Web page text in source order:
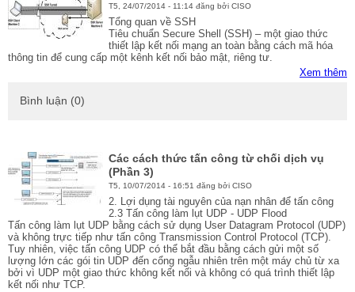
T5, 24/07/2014 - 11:14 đăng bởi CISO
Tổng quan về SSH
Tiêu chuẩn Secure Shell (SSH) – một giao thức
thiết lập kết nối mạng an toàn bằng cách mã hóa
thông tin để cung cấp một kênh kết nối bảo mật, riêng tư.
Xem thêm
Bình luận (0)
Các cách thức tấn công từ chối dịch vụ
(Phần 3)
T5, 10/07/2014 - 16:51 đăng bởi CISO
2. Lợi dụng tài nguyên của nạn nhân để tấn công
2.3 Tấn công làm lụt UDP - UDP Flood
Tấn công làm lụt UDP bằng cách sử dụng User Datagram Protocol (UDP)
và không trực tiếp như tấn công Transmission Control Protocol (TCP).
Tuy nhiên, việc tấn công UDP có thể bắt đầu bằng cách gửi một số
lượng lớn các gói tin UDP đến cổng ngẫu nhiên trên một máy chủ từ xa
bởi vì UDP một giao thức không kết nối và không có quá trình thiết lập
kết nối như TCP.